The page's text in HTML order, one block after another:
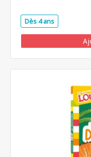
Dès 4 ans